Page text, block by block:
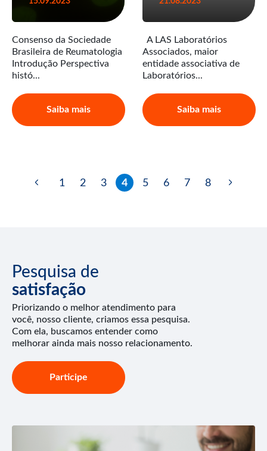
Consenso da Sociedade
Brasileira de Reumatologia
Introdução Perspectiva
histó...
Saiba mais
A LAS Laboratórios
Associados, maior
entidade associativa de
Laboratórios...
Saiba mais
1 2 3 4 5 6 7 8
Pesquisa de
satisfação
Priorizando o melhor atendimento para
você, nosso cliente, criamos essa pesquisa.
Com ela, buscamos entender como
melhorar ainda mais nosso relacionamento.
Participe